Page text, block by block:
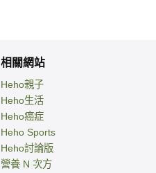
相關網站
Heho親子
Heho生活
Heho癌症
Heho Sports
Heho討論版
營養 N 次方